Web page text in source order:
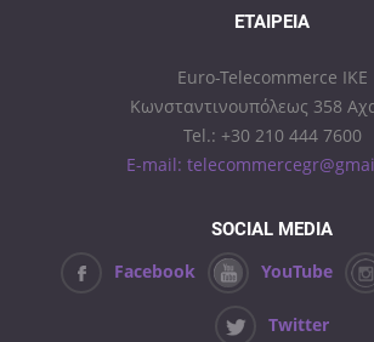
ΕΤΑΙΡΕΊΑ
Euro-Telecommerce IKE
Κωνσταντινουπόλεως 358
Tel.: +30 210 444 7600
E-mail:
SOCIAL MEDIA
Facebook YouTube
Twitter